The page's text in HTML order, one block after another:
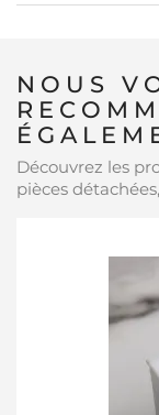
NOUS
Découvrez les
pièces